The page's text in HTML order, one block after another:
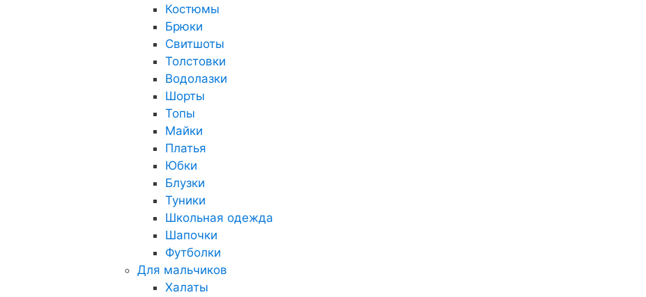
Костюмы
Брюки
Свитшоты
Толстовки
Водолазки
Шорты
Топы
Майки
Платья
Юбки
Блузки
Туники
Школьная одежда
Шапочки
Футболки
Для мальчиков
Халаты